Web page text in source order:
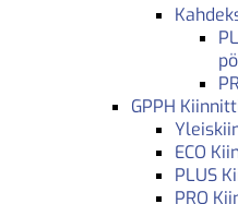
GPPH
ECO
PLUS
PRO